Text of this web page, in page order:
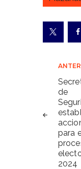
de
de
para
2024